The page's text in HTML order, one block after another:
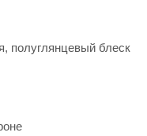
полуглянцевый блеск